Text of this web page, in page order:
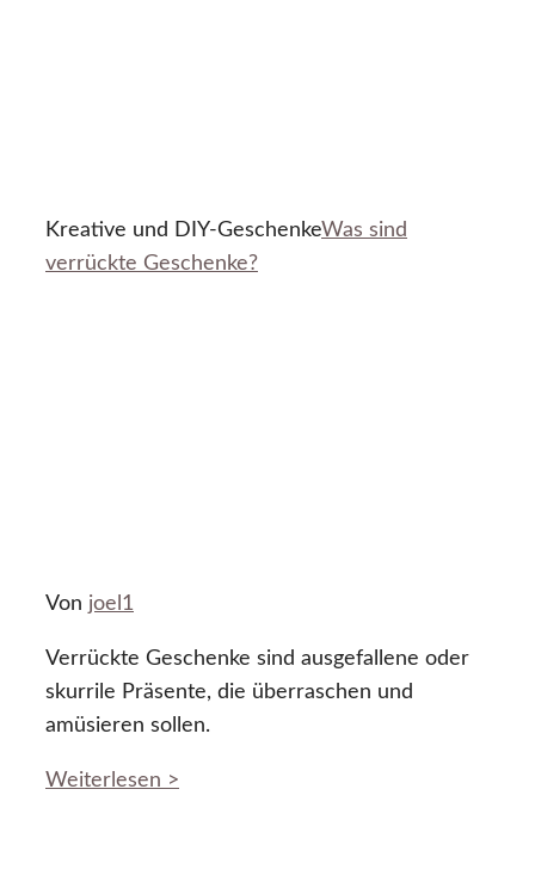
Kreative und DIY-GeschenkeWas sind
verrückte Geschenke?
Von joel1
Verrückte Geschenke sind ausgefallene oder
skurrile Präsente, die überraschen und
amüsieren sollen.
Weiterlesen >